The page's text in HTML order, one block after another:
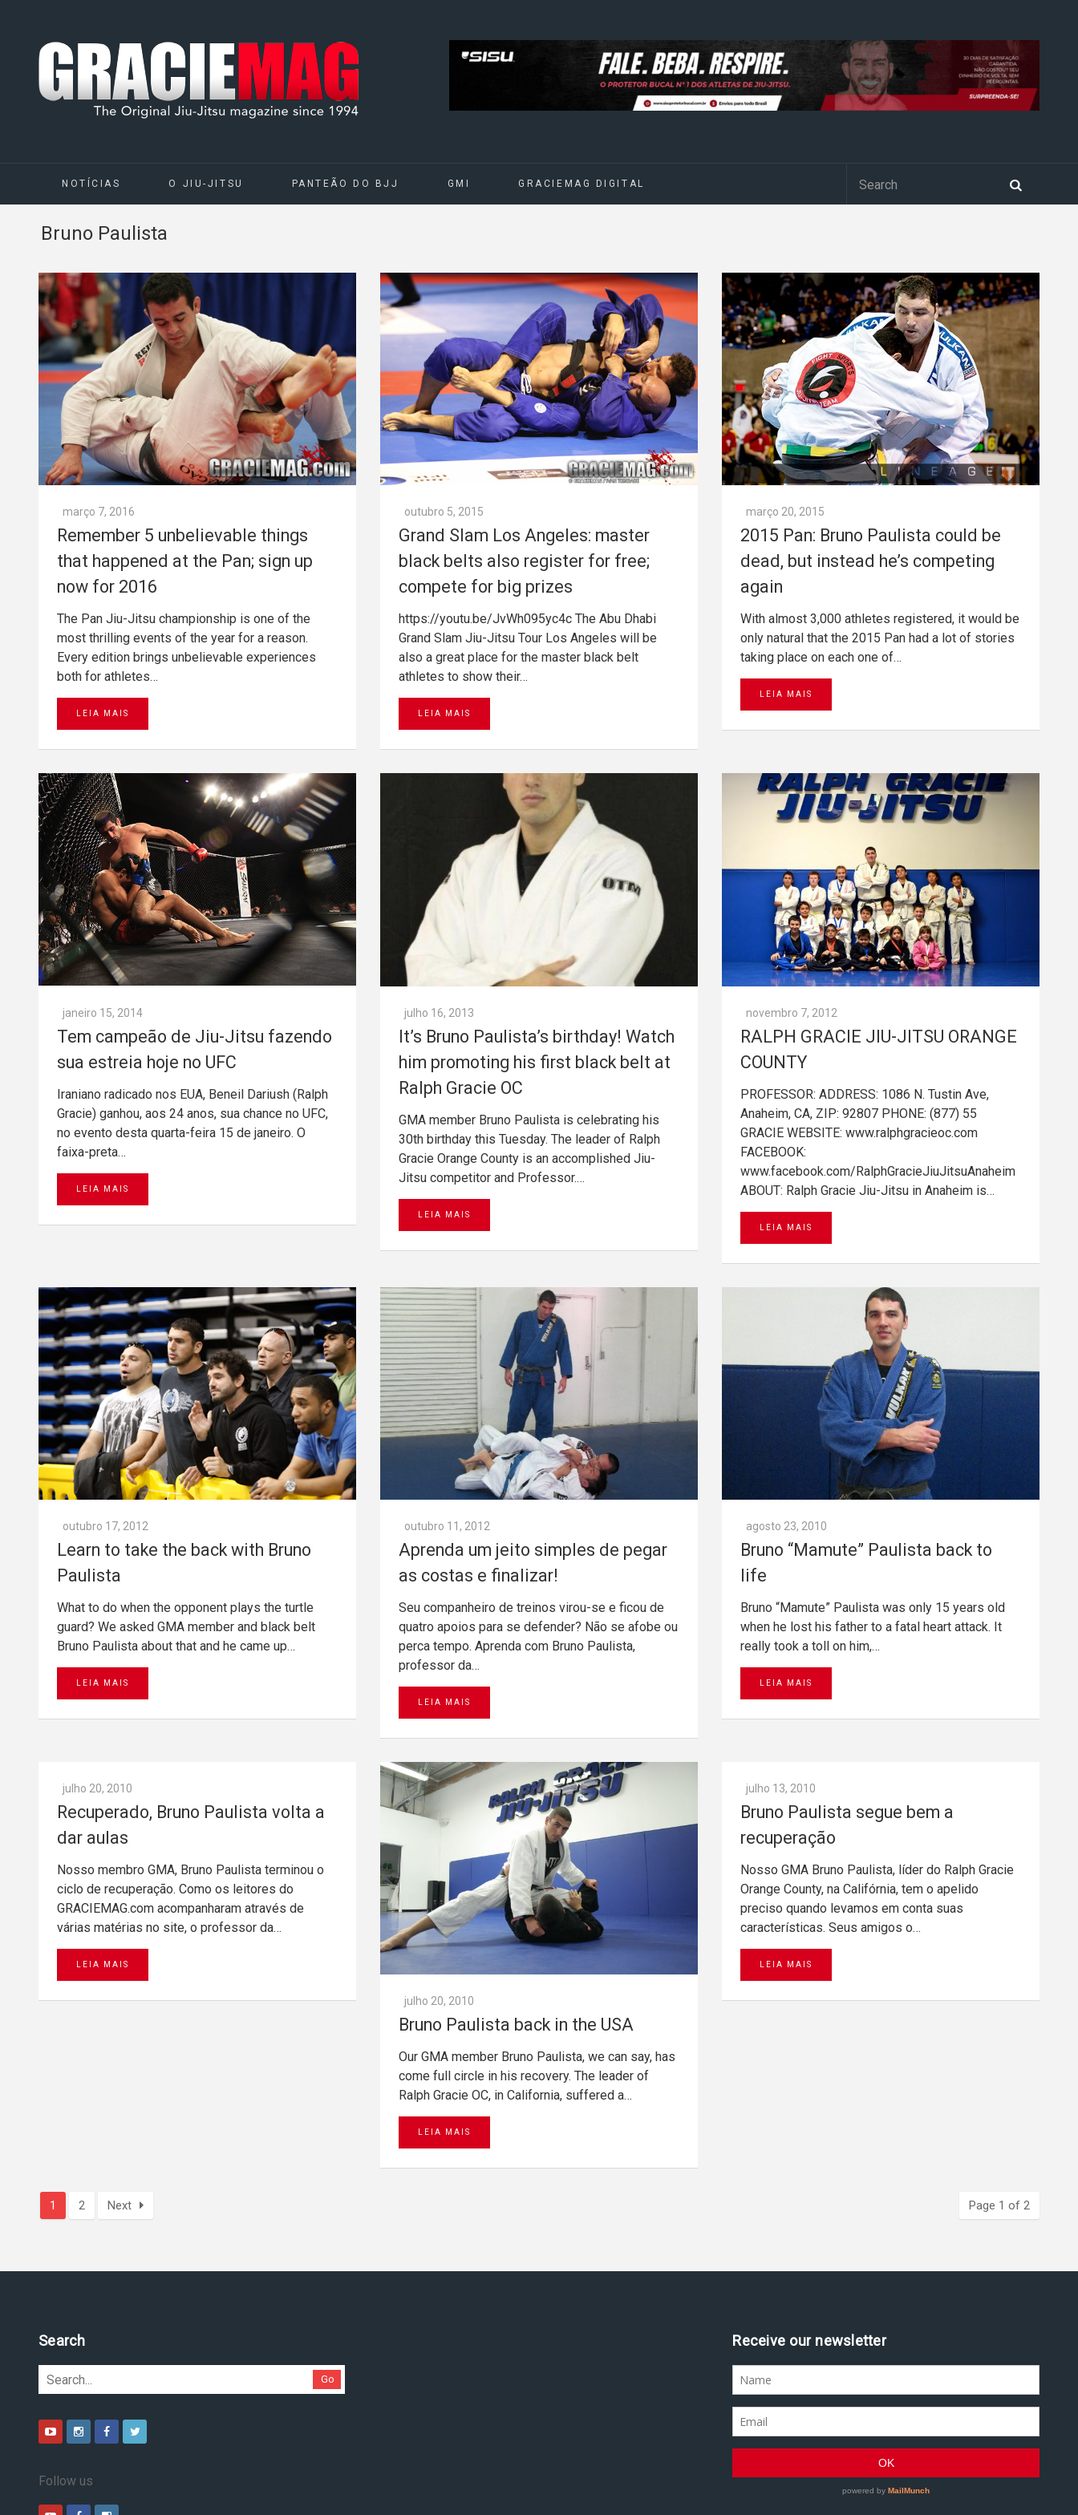
NOTÍCIAS O JIU-JITSU PANTEÃO DO BJJ GMI GRACIEMAG DIGITAL
Bruno Paulista
março 7, 2016
Remember 5 unbelievable things
that happened at the Pan; sign up
now for 2016
The Pan Jiu-Jitsu championship is one of the
most thrilling events of the year for a reason.
Every edition brings unbelievable experiences
both for athletes…
LEIA MAIS
outubro 5, 2015
Grand Slam Los Angeles: master
black belts also register for free;
compete for big prizes
https://youtu.be/JvWh095yc4c The Abu Dhabi
Grand Slam Jiu-Jitsu Tour Los Angeles will be
also a great place for the master black belt
athletes to show their…
LEIA MAIS
março 20, 2015
2015 Pan: Bruno Paulista could be
dead, but instead he’s competing
again
With almost 3,000 athletes registered, it would be
only natural that the 2015 Pan had a lot of stories
taking place on each one of…
LEIA MAIS
janeiro 15, 2014
Tem campeão de Jiu-Jitsu fazendo
sua estreia hoje no UFC
Iraniano radicado nos EUA, Beneil Dariush (Ralph
Gracie) ganhou, aos 24 anos, sua chance no UFC,
no evento desta quarta-feira 15 de janeiro. O
faixa-preta…
LEIA MAIS
julho 16, 2013
It’s Bruno Paulista’s birthday! Watch
him promoting his first black belt at
Ralph Gracie OC
GMA member Bruno Paulista is celebrating his
30th birthday this Tuesday. The leader of Ralph
Gracie Orange County is an accomplished Jiu-
Jitsu competitor and Professor.…
LEIA MAIS
novembro 7, 2012
RALPH GRACIE JIU-JITSU ORANGE
COUNTY
PROFESSOR: ADDRESS: 1086 N. Tustin Ave,
Anaheim, CA, ZIP: 92807 PHONE: (877) 55
GRACIE WEBSITE: www.ralphgracieoc.com
FACEBOOK:
www.facebook.com/RalphGracieJiuJitsuAnaheim
ABOUT: Ralph Gracie Jiu-Jitsu in Anaheim is…
LEIA MAIS
outubro 17, 2012
Learn to take the back with Bruno
Paulista
What to do when the opponent plays the turtle
guard? We asked GMA member and black belt
Bruno Paulista about that and he came up…
LEIA MAIS
outubro 11, 2012
Aprenda um jeito simples de pegar
as costas e finalizar!
Seu companheiro de treinos virou-se e ficou de
quatro apoios para se defender? Não se afobe ou
perca tempo. Aprenda com Bruno Paulista,
professor da…
LEIA MAIS
agosto 23, 2010
Bruno “Mamute” Paulista back to
life
Bruno “Mamute” Paulista was only 15 years old
when he lost his father to a fatal heart attack. It
really took a toll on him,…
LEIA MAIS
julho 20, 2010
Recuperado, Bruno Paulista volta a
dar aulas
Nosso membro GMA, Bruno Paulista terminou o
ciclo de recuperação. Como os leitores do
GRACIEMAG.com acompanharam através de
várias matérias no site, o professor da…
LEIA MAIS
julho 20, 2010
Bruno Paulista back in the USA
Our GMA member Bruno Paulista, we can say, has
come full circle in his recovery. The leader of
Ralph Gracie OC, in California, suffered a…
LEIA MAIS
julho 13, 2010
Bruno Paulista segue bem a
recuperação
Nosso GMA Bruno Paulista, líder do Ralph Gracie
Orange County, na Califórnia, tem o apelido
preciso quando levamos em conta suas
características. Seus amigos o…
LEIA MAIS
1 2 Next Page 1 of 2
Pesquise no site
Go
Follow us
Assine nossa newsletter